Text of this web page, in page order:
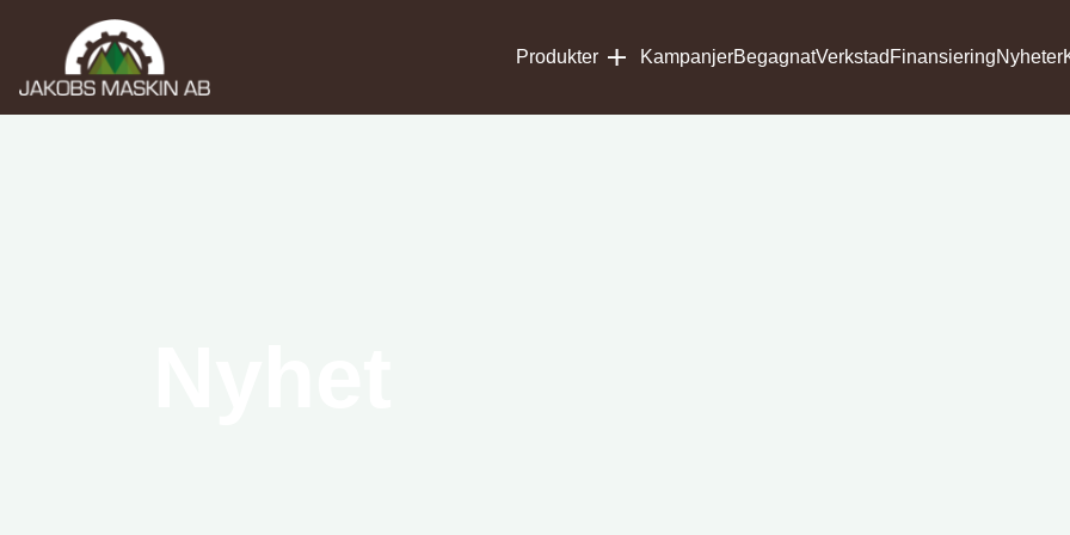
Produkter KampanjerBegagnatVerkstad FinansieringNyheter